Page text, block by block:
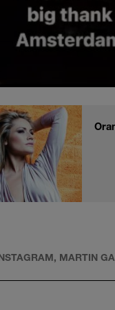
MARTIN